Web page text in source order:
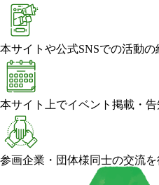
本サイトや公式SNSでの活動の
本サイト上でイベント掲載・告
参画企業・団体様同士の交流を